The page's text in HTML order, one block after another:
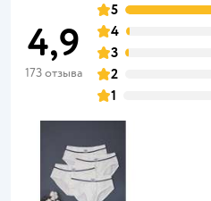
4,9
173 отзыва
5
4
3
2
1